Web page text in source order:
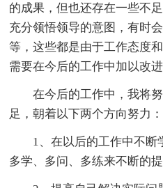
的成果，但也还存在一些不
充分领悟领导的意图，有时
等，这些都是由于工作态度
需要在今后的工作中加以改进
在今后的工作中，我将努
足，朝着以下两个方向努力：
1、在以后的工作中不断
多学、多问、多练来不断的